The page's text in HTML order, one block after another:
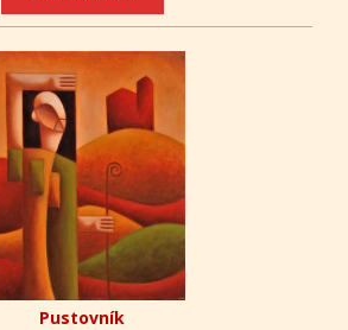
Pustovník